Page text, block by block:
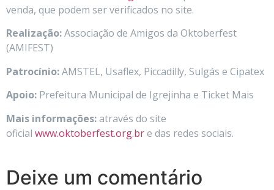
venda, que podem ser verificados no site.
Realização:Associação de Amigos da Oktoberfest
(AMIFEST)
Patrocínio:AMSTEL, Usaflex, Piccadilly, Sulgás e Cipatex
Apoio: Prefeitura Municipal de Igrejinha e Ticket Mais
Mais informações:através do site
oficial www.oktoberfest.org.bre das redes sociais.
Deixe um comentário